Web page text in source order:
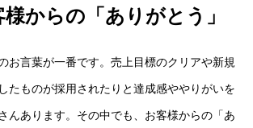
からの「ありがとう」
お言葉が一番です。売上目標のクリアや新規
たものが採用されたりと達成感ややりがいを
んあります。その中でも、お客様からの「あ